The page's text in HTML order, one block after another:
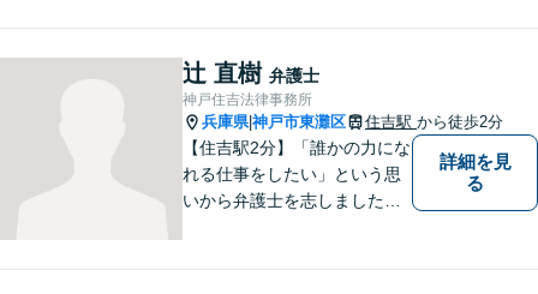
面談無料】
辻 直樹 弁護士
神戸住吉法律事務所
兵庫県|神戸市東灘区 住吉駅 から徒歩2分
【住吉駅2分】「誰かの力にな
れる仕事をしたい」という思
いから弁護士を志しました。
詳細を見
る